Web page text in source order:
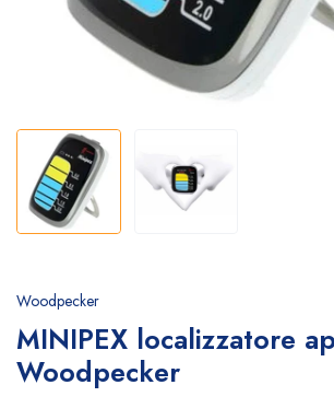
Woodpecker
MINIPEX localizzatore
Woodpecker